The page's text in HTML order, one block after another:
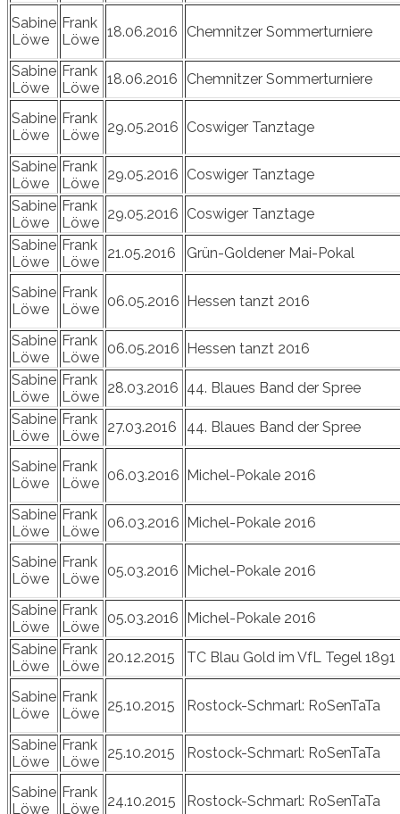
Sabine
Löwe
Frank
Löwe 18.06.2016 Chemnitzer Sommerturniere
Sabine
Löwe
Frank
Löwe
18.06.2016 Chemnitzer Sommerturniere
Sabine
Löwe
Frank
Löwe 29.05.2016 Coswiger Tanztage
Sabine
Löwe
Frank
Löwe
29.05.2016 Coswiger Tanztage
Sabine
Löwe
Frank
Löwe
29.05.2016 Coswiger Tanztage
Sabine
Löwe
Frank
Löwe
21.05.2016 Grün-Goldener Mai-Pokal
Sabine
Löwe
Frank
Löwe 06.05.2016 Hessen tanzt 2016
Sabine
Löwe
Frank
Löwe
06.05.2016
Hessen tanzt 2016
Sabine
Löwe
Frank
Löwe
28.03.2016 44. Blaues Band der Spree
Sabine
Löwe
Frank
Löwe
27.03.2016 44. Blaues Band der Spree
Sabine
Löwe
Frank
Löwe 06.03.2016 Michel-Pokale 2016
Sabine
Löwe
Frank
Löwe
06.03.2016 Michel-Pokale 2016
Sabine
Löwe
Frank
Löwe 05.03.2016 Michel-Pokale 2016
Sabine
Löwe
Frank
Löwe
05.03.2016
Michel-Pokale 2016
Sabine
Löwe
Frank
Löwe
20.12.2015 TC Blau Gold im VfL Tegel 1891
Sabine
Löwe
Frank
Löwe 25.10.2015 Rostock-Schmarl: RoSenTaTa
Sabine
Löwe
Frank
Löwe
25.10.2015 Rostock-Schmarl: RoSenTaTa
Sabine
Löwe
Frank
Löwe 24.10.2015 Rostock-Schmarl: RoSenTaTa